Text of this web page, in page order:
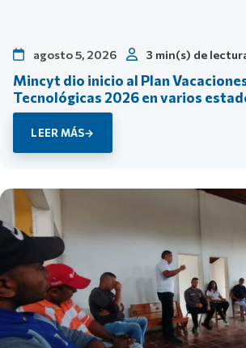
agosto 5, 2026 3 min(s) de
Mincyt dio inicio al Plan
Tecnológicas 2026 en varios
LEER MÁS